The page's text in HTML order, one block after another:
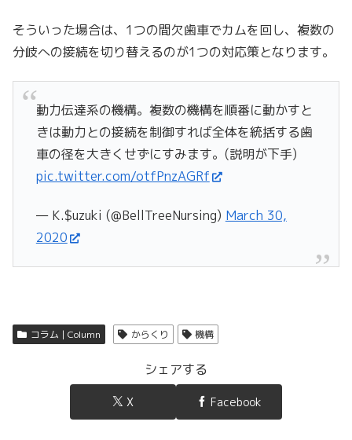
そういった場合は、1つの間欠歯車でカムを回し、複数の
分岐への接続を切り替えるのが1つの対応策となります。
動力伝達系の機構。複数の機構を順番に動かすと
きは動力との接続を制御すれば全体を統括する歯
車の径を大きくせずにすみます。(説明が下手)
pic.twitter.com/otfPnzAGRf
— K.$uzuki (@BellTreeNursing) March 30,
2020
コラム | Column からくり 機構
シェアする
X Facebook